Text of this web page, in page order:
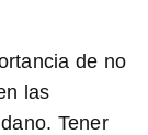
de no
las
Tener